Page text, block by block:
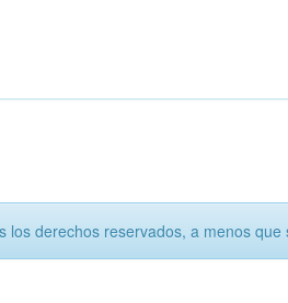
derechos reservados, a menos que